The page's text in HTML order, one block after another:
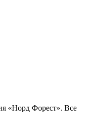
«Норд Форест». Все